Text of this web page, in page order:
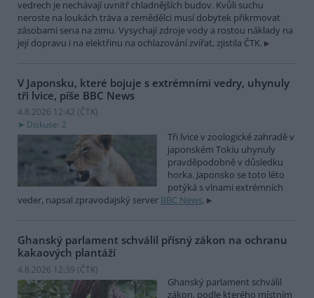
vedrech je nechávají uvnitř chladnějších budov. Kvůli suchu
neroste na loukách tráva a zemědělci musí dobytek přikrmovat
zásobami sena na zimu. Vysychají zdroje vody a rostou náklady na
její dopravu i na elektřinu na ochlazování zvířat, zjistila ČTK.
V Japonsku, které bojuje s extrémními vedry, uhynuly
tři lvice, píše BBC News
4.8.2026 12:42 (ČTK)
Diskuse: 2
Tři lvice v zoologické zahradě v
japonském Tokiu uhynuly
pravděpodobně v důsledku
horka. Japonsko se toto léto
potýká s vlnami extrémních
veder, napsal zpravodajský server BBC News.
Ghanský parlament schválil přísný zákon na ochranu
kakaových plantáží
4.8.2026 12:39 (ČTK)
Ghanský parlament schválil
zákon, podle kterého místním